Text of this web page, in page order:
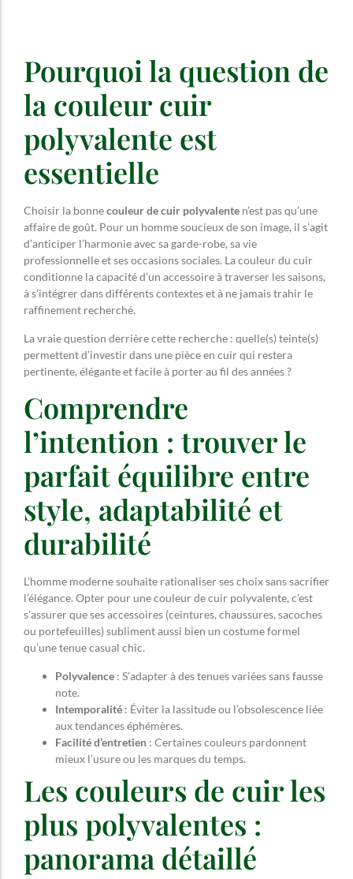
Pourquoi la question de
la couleur cuir
polyvalente est
essentielle
Choisir la bonnecouleur de cuir polyvalente n’est pas qu’une
affaire de goût. Pour un homme soucieux de son image, il s’agit
d’anticiper l’harmonie avec sa garde-robe, sa vie
professionnelle et ses occasions sociales. La couleur du cuir
conditionne la capacité d’un accessoire à traverser les saisons,
à s’intégrer dans différents contextes et à ne jamais trahir le
raffinement recherché.
La vraie question derrière cette recherche : quelle(s) teinte(s)
permettent d’investir dans une pièce en cuir qui restera
pertinente, élégante et facile à porter au fil des années ?
Comprendre
l’intention : trouver le
parfait équilibre entre
style, adaptabilité et
durabilité
L’homme moderne souhaite rationaliser ses choix sans sacrifier
l’élégance. Opter pour une couleur de cuir polyvalente, c’est
s’assurer que ses accessoires (ceintures, chaussures, sacoches
ou portefeuilles) subliment aussi bien un costume formel
qu’une tenue casual chic.
Polyvalence : S’adapter à des tenues variées sans fausse
note.
Intemporalité : Éviter la lassitude ou l’obsolescence liée
aux tendances éphémères.
Facilité d’entretien : Certaines couleurs pardonnent
mieux l’usure ou les marques du temps.
Les couleurs de cuir les
plus polyvalentes :
panorama détaillé